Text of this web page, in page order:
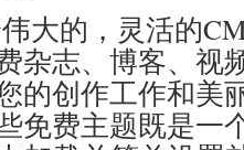
伟大的，灵活的
杂志、博客、视
的创作工作和美
免费主题既是一